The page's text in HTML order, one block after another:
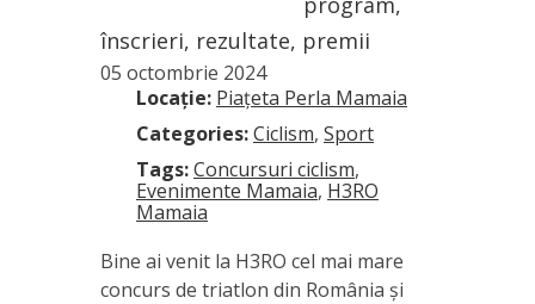
înscrieri, rezultate, premii
05 octombrie 2024
Locație: Piațeta Perla Mamaia
Categories:Ciclism, Sport
Tags:Concursuri ciclism,
Evenimente Mamaia, H3RO
Mamaia
Bine ai venit la H3RO cel mai mare
concurs de triatlon din România și